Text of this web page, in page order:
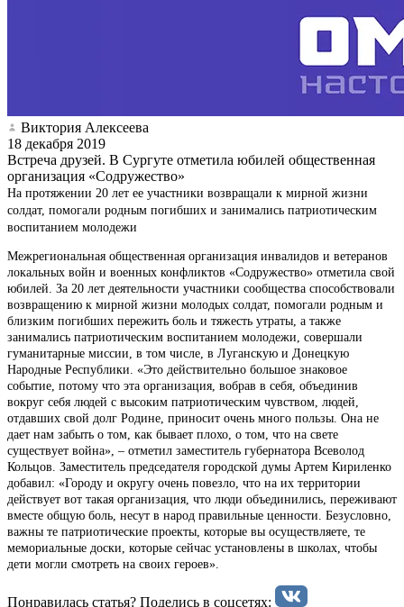
Виктория Алексеева
18 декабря 2019
Встреча друзей. В Сургуте отметила юбилей общественная
организация «Содружество»
На протяжении 20 лет ее участники возвращали к мирной жизни
солдат, помогали родным погибших и занимались патриотическим
воспитанием молодежи
Межрегиональная общественная организация инвалидов и ветеранов
локальных войн и военных конфликтов «Содружество» отметила свой
юбилей. За 20 лет деятельности участники сообщества способствовали
возвращению к мирной жизни молодых солдат, помогали родным и
близким погибших пережить боль и тяжесть утраты, а также
занимались патриотическим воспитанием молодежи, совершали
гуманитарные миссии, в том числе, в Луганскую и Донецкую
Народные Республики. «Это действительно большое знаковое
событие, потому что эта организация, вобрав в себя, объединив
вокруг себя людей с высоким патриотическим чувством, людей,
отдавших свой долг Родине, приносит очень много пользы. Она не
дает нам забыть о том, как бывает плохо, о том, что на свете
существует война», – отметил заместитель губернатора Всеволод
Кольцов. Заместитель председателя городской думы Артем Кириленко
добавил: «Городу и округу очень повезло, что на их территории
действует вот такая организация, что люди объединились, переживают
вместе общую боль, несут в народ правильные ценности. Безусловно,
важны те патриотические проекты, которые вы осуществляете, те
мемориальные доски, которые сейчас установлены в школах, чтобы
дети могли смотреть на своих героев».
Понравилась статья? Поделиcь в соцсетях: